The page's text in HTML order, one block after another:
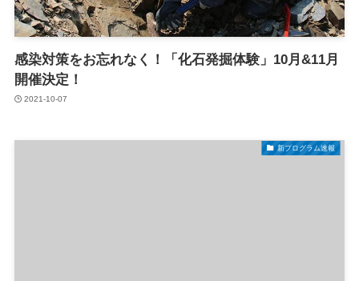
感染対策をお忘れなく！「化石発掘体験」10月&11月
開催決定！
2021-10-07
新プログラム速報